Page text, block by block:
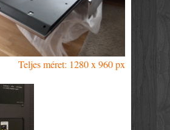
Teljes méret: 1280 x 960 px